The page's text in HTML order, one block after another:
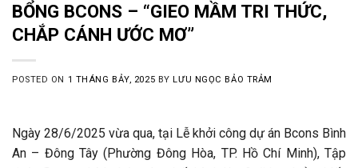
BỔNG BCONS – “GIEO MẦM TRI THỨC,
CHẮP CÁNH ƯỚC MƠ”
POSTED ON 1 THÁNG BẢY, 2025 BY LƯU NGỌC BẢO TRẢM
Ngày 28/6/2025 vừa qua, tại Lễ khởi công dự án Bcons Bình
An – Đông Tây (Phường Đông Hòa, TP. Hồ Chí Minh), Tập